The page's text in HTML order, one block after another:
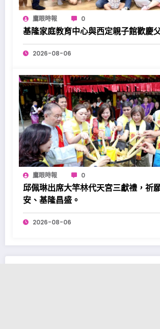
鷹眼時報 0
基隆家庭教育中心與西定親子館歡慶
2026-08-06
鷹眼時報 0
邱佩琳出席大竿林代天宮三獻禮，祈
安、基隆昌盛。
2026-08-06